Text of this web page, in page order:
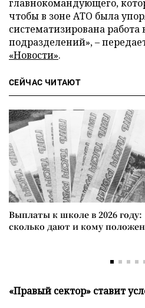
главнокомандующего,
чтобы в зоне АТО была
систематизирована работа
подразделений», –
«Новости».
СЕЙЧАС ЧИТАЮТ
Выплаты к школе в 2026 году:
сколько дают и кому
«Правый сектор» ставит